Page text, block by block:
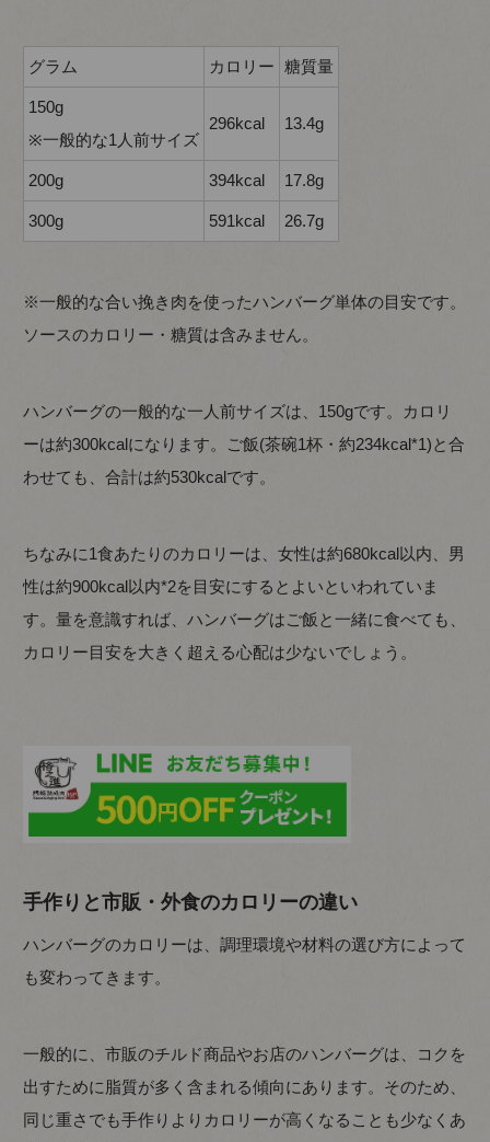
グラム カロリー 糖質量
150g
※一般的な1人前サイズ
296kcal 13.4g
200g 394kcal 17.8g
300g 591kcal 26.7g
※一般的な合い挽き肉を使ったハンバーグ単体の目安です。
ソースのカロリー・糖質は含みません。
ハンバーグの一般的な一人前サイズは、150gです。カロリ
ーは約300kcalになります。ご飯(茶碗1杯・約234kcal*1)と合
わせても、合計は約530kcalです。
ちなみに1食あたりのカロリーは、女性は約680kcal以内、男
性は約900kcal以内*2を目安にするとよいといわれていま
す。量を意識すれば、ハンバーグはご飯と一緒に食べても、
カロリー目安を大きく超える心配は少ないでしょう。
手作りと市販・外食のカロリーの違い
ハンバーグのカロリーは、調理環境や材料の選び方によって
も変わってきます。
一般的に、市販のチルド商品やお店のハンバーグは、コクを
出すために脂質が多く含まれる傾向にあります。そのため、
同じ重さでも手作りよりカロリーが高くなることも少なくあ